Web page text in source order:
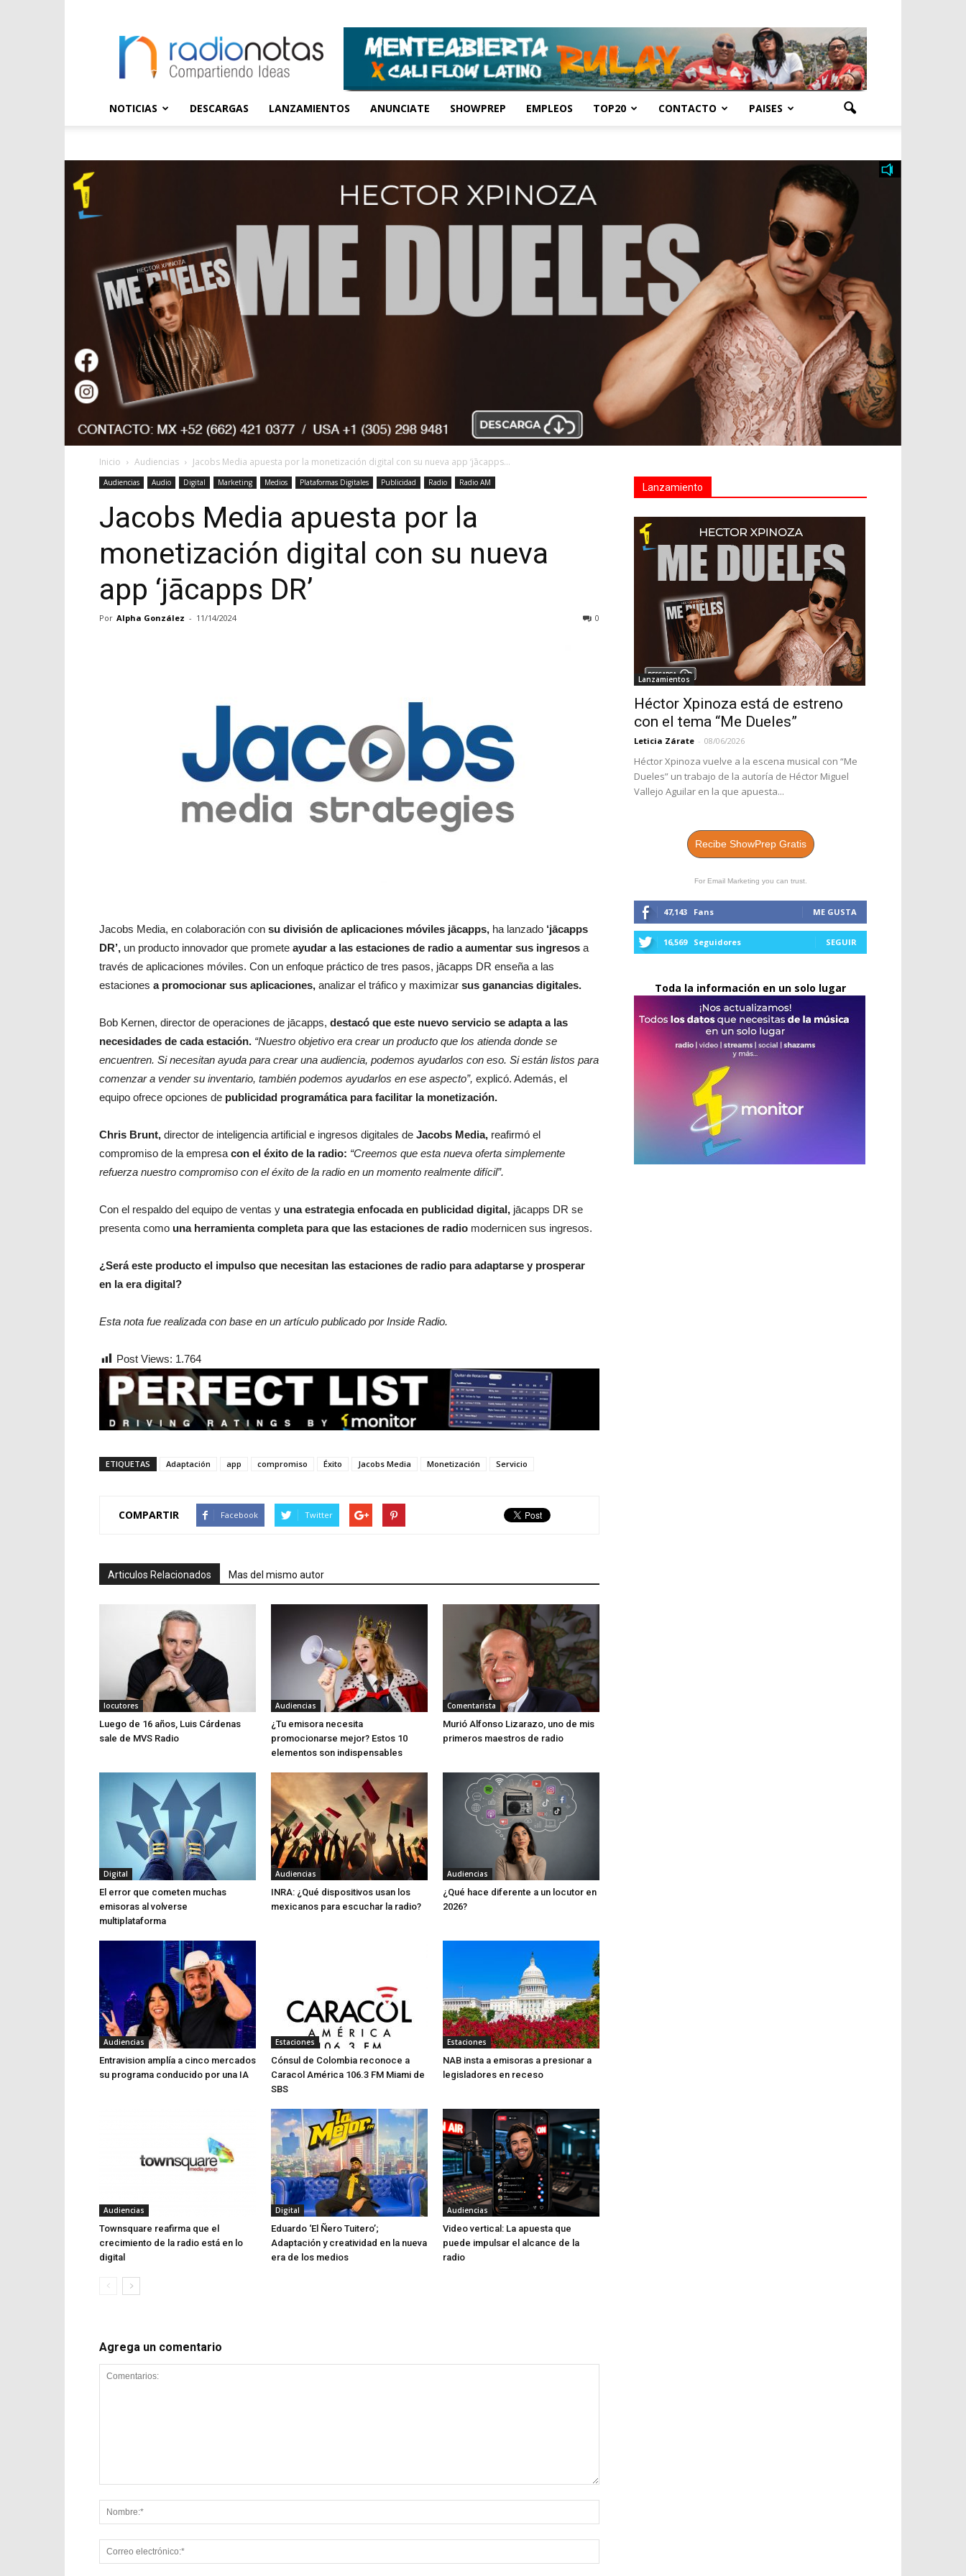
NOTICIAS DESCARGAS LANZAMIENTOS ANUNCIATE SHOWPREP EMPLEOS TOP20 CONTACTO PAISES
Inicio Audiencias Jacobs Media apuesta por la monetización digital con su nueva app ‘jācapps...
Audiencias Audio Digital Marketing Medios Plataformas Digitales Publicidad Radio Radio AM
Jacobs Media apuesta por la
monetización digital con su nueva
app ‘jācapps DR’
Por Alpha González - 11/14/2024 0
Jacobs Media, en colaboración con su división de aplicaciones móviles jācapps, ha lanzado ‘jācapps
DR’, un producto innovador que promete ayudar a las estaciones de radio a aumentar sus ingresos a
través de aplicaciones móviles. Con un enfoque práctico de tres pasos, jācapps DR enseña a las
estaciones a promocionar sus aplicaciones, analizar el tráfico y maximizar sus ganancias digitales.
Bob Kernen, director de operaciones de jācapps, destacó que este nuevo servicio se adapta a las
necesidades de cada estación. “Nuestro objetivo era crear un producto que los atienda donde se
encuentren. Si necesitan ayuda para crear una audiencia, podemos ayudarlos con eso. Si están listos para
comenzar a vender su inventario, también podemos ayudarlos en ese aspecto”, explicó. Además, el
equipo ofrece opciones de publicidad programática para facilitar la monetización.
Chris Brunt, director de inteligencia artificial e ingresos digitales de Jacobs Media, reafirmó el
compromiso de la empresa con el éxito de la radio: “Creemos que esta nueva oferta simplemente
refuerza nuestro compromiso con el éxito de la radio en un momento realmente difícil”.
Con el respaldo del equipo de ventas y una estrategia enfocada en publicidad digital, jācapps DR se
presenta como una herramienta completa para que las estaciones de radio modernicen sus ingresos.
¿Será este producto el impulso que necesitan las estaciones de radio para adaptarse y prosperar
en la era digital?
Esta nota fue realizada con base en un artículo publicado por Inside Radio.
Post Views: 1.764
ETIQUETAS Adaptación app compromiso Éxito Jacobs Media Monetización Servicio
COMPARTIR Facebook Twitter
Articulos Relacionados Mas del mismo autor
locutores
Luego de 16 años, Luis Cárdenas
sale de MVS Radio
Audiencias
¿Tu emisora necesita
promocionarse mejor? Estos 10
elementos son indispensables
Comentarista
Murió Alfonso Lizarazo, uno de mis
primeros maestros de radio
Digital
El error que cometen muchas
emisoras al volverse
multiplataforma
Audiencias
INRA: ¿Qué dispositivos usan los
mexicanos para escuchar la radio?
Audiencias
¿Qué hace diferente a un locutor en
2026?
Audiencias
Entravision amplía a cinco mercados
su programa conducido por una IA
Estaciones
Cónsul de Colombia reconoce a
Caracol América 106.3 FM Miami de
SBS
Estaciones
NAB insta a emisoras a presionar a
legisladores en receso
Audiencias
Townsquare reafirma que el
crecimiento de la radio está en lo
digital
Digital
Eduardo ‘El Ñero Tuitero’;
Adaptación y creatividad en la nueva
era de los medios
Audiencias
Video vertical: La apuesta que
puede impulsar el alcance de la
radio
Agrega un comentario
Lanzamiento
Lanzamientos
Héctor Xpinoza está de estreno
con el tema “Me Dueles”
Leticia Zárate - 08/06/2026
Héctor Xpinoza vuelve a la escena musical con “Me
Dueles” un trabajo de la autoría de Héctor Miguel
Vallejo Aguilar en la que apuesta...
Recibe ShowPrep Gratis
For Email Marketing you can trust.
47,143 Fans ME GUSTA
16,569 Seguidores SEGUIR
Toda la información en un solo lugar